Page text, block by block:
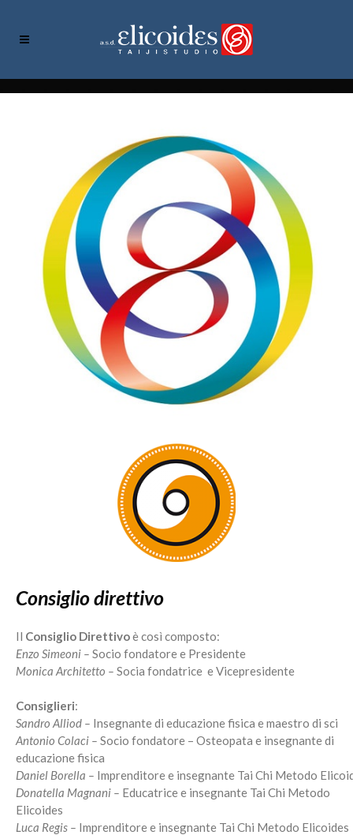
Consiglio direttivo
Il Consiglio Direttivoè così composto:
Enzo Simeoni – Socio fondatore e Presidente
Monica Architetto – Socia fondatrice e Vicepresidente
Consiglieri:
Sandro Alliod – Insegnante di educazione fisica e maestro di sci
Antonio Colaci – Socio fondatore – Osteopata e insegnante di
educazione fisica
Daniel Borella – Imprenditore e insegnante Tai Chi Metodo
Donatella Magnani – Educatrice e insegnante Tai Chi Metodo
Elicoides
Luca Regis – Imprenditore e insegnante Tai Chi Metodo Elicoides